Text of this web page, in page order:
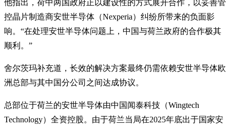
他指出，荷中两国政府正以建设性的方式展开合作，以妥善管
控晶片制造商安世半导体（Nexperia）纠纷所带来的负面影
响。“在处理安世半导体问题上，中国与荷兰政府的合作极其
顺利。”
舍尔茨玛补充道，长效的解决方案最终仍需依赖安世半导体欧
洲总部与其中国分公司之间达成协议。
总部位于荷兰的安世半导体由中国闻泰科技（Wingtech
Technology）全资控股。由于荷兰当局在2025年底出于国家安